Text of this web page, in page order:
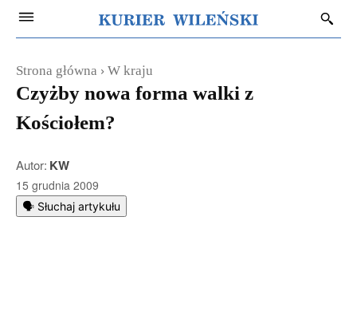
Strona główna W kraju
Czyżby nowa forma walki z
Kościołem?
Autor: KW
15 grudnia 2009
🗣️ Słuchaj artykułu